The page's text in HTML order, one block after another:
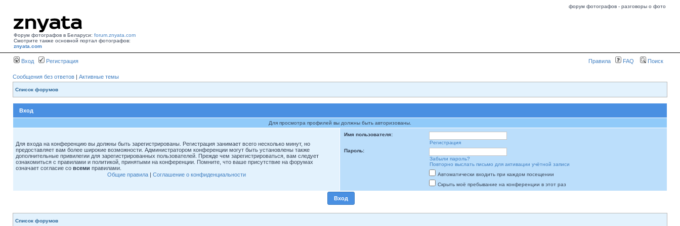
форум фотографов - разговоры о фото
Форум фотографов в Беларуси: forum.znyata.com
Смотрите также основной портал фотографов:
znyata.com
Вход Регистрация Правила FAQ Поиск
Сообщения без ответов | Активные темы
Список форумов
Вход
Для просмотра профилей вы должны быть авторизованы.
Для входа на конференцию вы должны быть зарегистрированы. Регистрация занимает всего несколько минут, но
предоставляет вам более широкие возможности. Администратором конференции могут быть установлены также
дополнительные привилегии для зарегистрированных пользователей. Прежде чем зарегистрироваться, вам следует
ознакомиться с правилами и политикой, принятыми на конференции. Помните, что ваше присутствие на форумах
означает согласие со всеми правилами.
Общие правила| Соглашение о конфиденциальности
Имя пользователя:
Регистрация
Пароль:
Забыли пароль?
Повторно выслать письмо для активации учётной записи
Автоматически входить при каждом посещении
Скрыть моё пребывание на конференции в этот раз
Список форумов